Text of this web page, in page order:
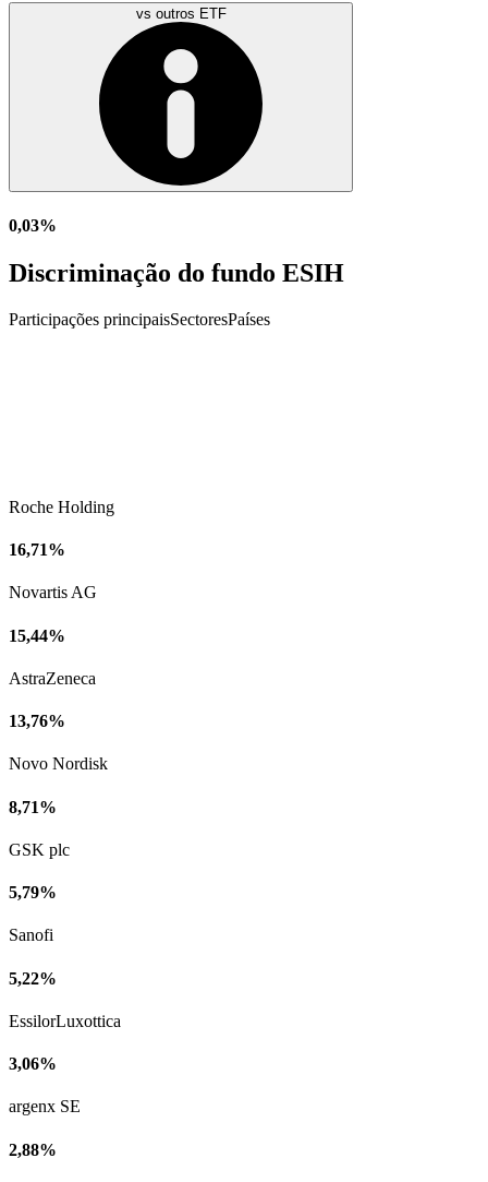
vs outros ETF
0,03%
Discriminação do fundo ESIH
Participações principaisSectoresPaíses
Roche Holding
16,71%
Novartis AG
15,44%
AstraZeneca
13,76%
Novo Nordisk
8,71%
GSK plc
5,79%
Sanofi
5,22%
EssilorLuxottica
3,06%
argenx SE
2,88%